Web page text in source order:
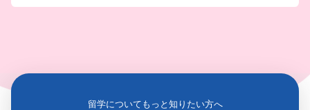
留学についてもっと知りたい方へ